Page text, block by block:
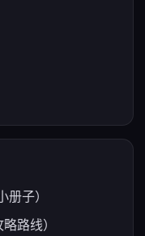
子）
路线）